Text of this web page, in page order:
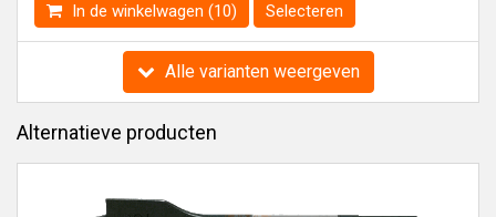
In de winkelwagen (10)
Selecteren
Alle varianten weergeven
Alternatieve producten